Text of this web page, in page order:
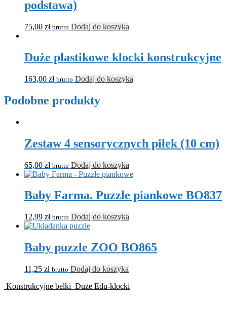
podstawa)
75,00 zł brutto Dodaj do koszyka
Duże plastikowe klocki konstrukcyjne
163,00 zł brutto Dodaj do koszyka
Podobne produkty
Zestaw 4 sensorycznych piłek (10 cm)
65,00 zł brutto Dodaj do koszyka
Baby Farma. Puzzle piankowe BO837
12,99 zł brutto Dodaj do koszyka
Baby puzzle ZOO BO865
11,25 zł brutto Dodaj do koszyka
Konstrukcyjne belki Duże Edu-klocki